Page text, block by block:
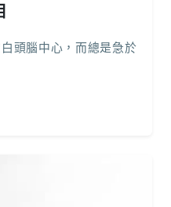
頭腦中心，而總是急於